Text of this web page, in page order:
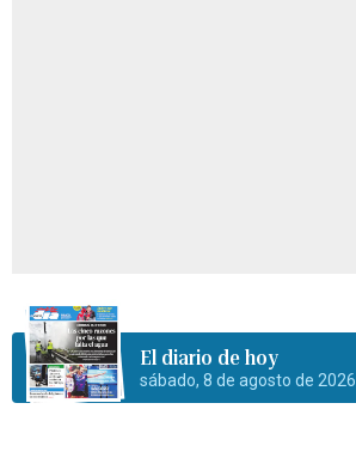
El diario de hoy
sábado, 8 de agosto de 2026